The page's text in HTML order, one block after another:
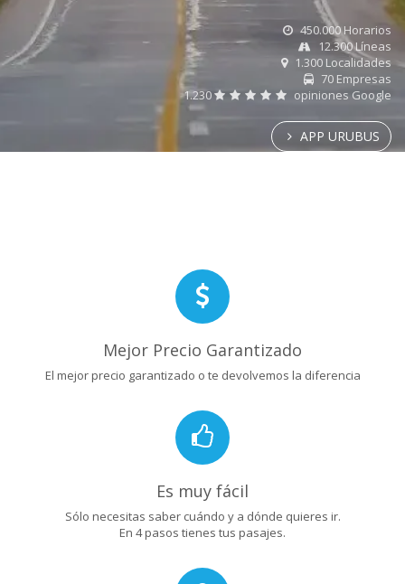
450.000 Horarios
12.300 Líneas
1.300 Localidades
70 Empresas
1.230
opiniones Google
APP URUBUS
Mejor Precio Garantizado
El mejor precio garantizado o te devolvemos la diferencia
Es muy fácil
Sólo necesitas saber cuándo y a dónde quieres ir.
En 4 pasos tienes tus pasajes.